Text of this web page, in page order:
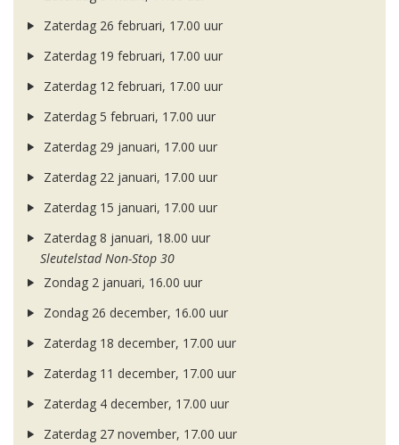
Zaterdag 26 februari, 17.00 uur
Zaterdag 19 februari, 17.00 uur
Zaterdag 12 februari, 17.00 uur
Zaterdag 5 februari, 17.00 uur
Zaterdag 29 januari, 17.00 uur
Zaterdag 22 januari, 17.00 uur
Zaterdag 15 januari, 17.00 uur
Zaterdag 8 januari, 18.00 uur
Sleutelstad Non-Stop 30
Zondag 2 januari, 16.00 uur
Zondag 26 december, 16.00 uur
Zaterdag 18 december, 17.00 uur
Zaterdag 11 december, 17.00 uur
Zaterdag 4 december, 17.00 uur
Zaterdag 27 november, 17.00 uur